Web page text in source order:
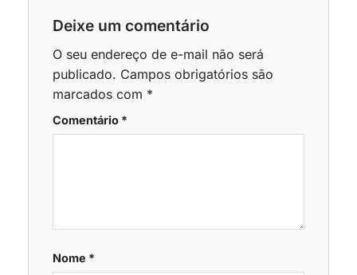
Deixe um comentário
O seu endereço de e-mail não será
publicado. Campos obrigatórios são
marcados com *
Comentário *
Nome *